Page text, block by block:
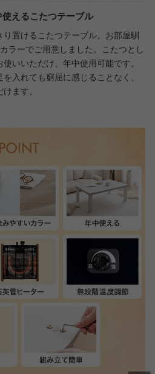
えるこたつテーブル
置けるこたつテーブル。お部屋馴
ラーでご用意しました。こたつとし
いいただけ、年中使用可能です。
入れても窮屈に感じることなく、
ます。